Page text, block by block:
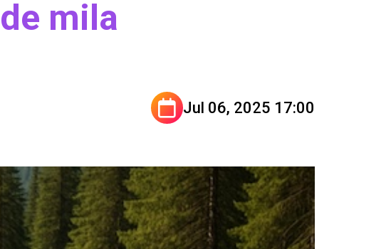
mila
Jul 06, 2025 17:00